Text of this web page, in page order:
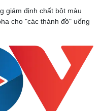
giám định chất bột màu
cho "các thánh đồ" uống